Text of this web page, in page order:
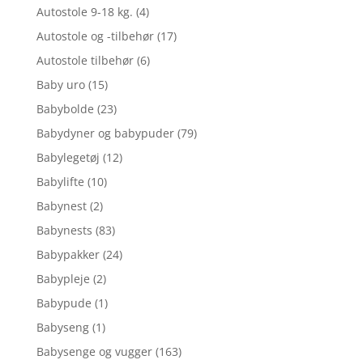
Autostole 9-18 kg. (4)
Autostole og -tilbehør (17)
Autostole tilbehør (6)
Baby uro (15)
Babybolde (23)
Babydyner og babypuder (79)
Babylegetøj (12)
Babylifte (10)
Babynest (2)
Babynests (83)
Babypakker (24)
Babypleje (2)
Babypude (1)
Babyseng (1)
Babysenge og vugger (163)